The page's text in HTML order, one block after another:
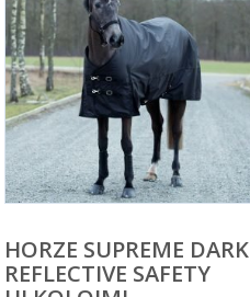
HORZE SUPREME DARK
REFLECTIVE SAFETY